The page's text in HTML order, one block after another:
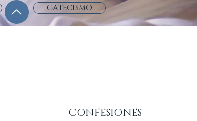
CATECISMO
CONFESIONES